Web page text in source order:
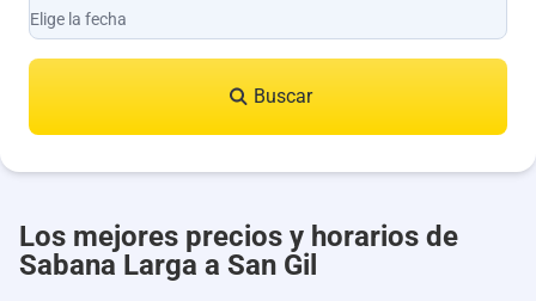
Buscar
Los mejores precios y horarios de
Sabana Larga a San Gil